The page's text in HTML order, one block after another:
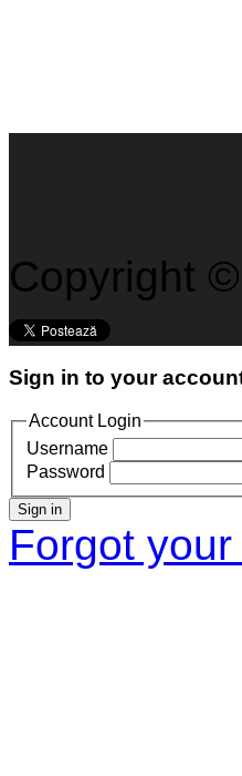
Copyright
Sign in to your
Account Login
Username
Password
Sign in
Forgot